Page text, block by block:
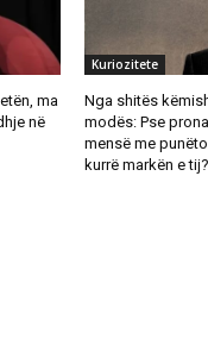
ma
në
Kuriozitete
Nga shitës
modës: Pse
mensë me
kurrë markën e tij?